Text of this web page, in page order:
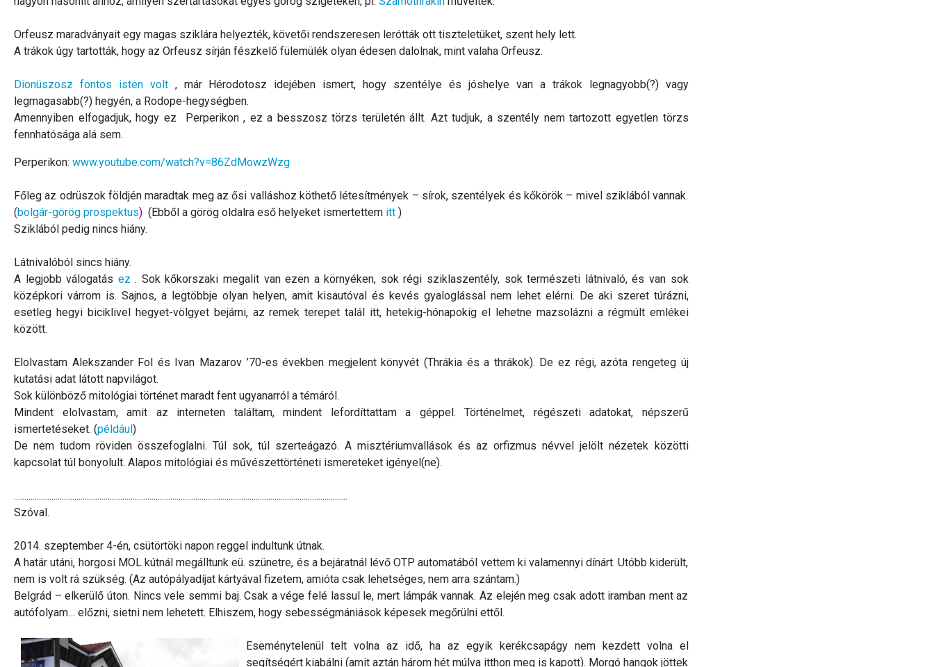
Orfeusz maradványait egy magas sziklára helyezték, követői rendszeresen lerótták ott tiszteletüket, szent hely lett.
A trákok úgy tartották, hogy az Orfeusz sírján fészkelő fülemülék olyan édesen dalolnak, mint valaha Orfeusz.
Dionüszosz fontos isten volt, már Hérodotosz idejében ismert, hogy szentélye és jóshelye van a trákok legnagyobb(?) vagy
legmagasabb(?) hegyén, a Rodope-hegységben.
Amennyiben elfogadjuk, hogy ez Perperikon , ez a besszosz törzs területén állt. Azt tudjuk, a szentély nem tartozott egyetlen törzs
fennhatósága alá sem.
Perperikon: www.youtube.com/watch?v=86ZdMowzWzg
Főleg az odrüszok földjén maradtak meg az ősi valláshoz köthető létesítmények – sírok, szentélyek és kőkörök – mivel sziklából vannak.
(bolgár-görög prospektus) (Ebből a görög oldalra eső helyeket ismertettem itt )
Sziklából pedig nincs hiány.
Látnivalóból sincs hiány.
A legjobb válogatás ez . Sok kőkorszaki megalit van ezen a környéken, sok régi sziklaszentély, sok természeti látnivaló, és van sok
középkori várrom is. Sajnos, a legtöbbje olyan helyen, amit kisautóval és kevés gyaloglással nem lehet elérni. De aki szeret túrázni,
esetleg hegyi biciklivel hegyet-völgyet bejárni, az remek terepet talál itt, hetekig-hónapokig el lehetne mazsolázni a régmúlt emlékei
között.
Elolvastam Alekszander Fol és Ivan Mazarov ’70-es években megjelent könyvét (Thrákia és a thrákok). De ez régi, azóta rengeteg új
kutatási adat látott napvilágot.
Sok különböző mitológiai történet maradt fent ugyanarról a témáról.
Mindent elolvastam, amit az interneten találtam, mindent lefordíttattam a géppel. Történelmet, régészeti adatokat, népszerű
ismertetéseket. (például)
De nem tudom röviden összefoglalni. Túl sok, túl szerteágazó. A misztériumvallások és az orfizmus névvel jelölt nézetek közötti
kapcsolat túl bonyolult. Alapos mitológiai és művészettörténeti ismereteket igényel(ne).
................................................................................................................................................................
Szóval.
2014. szeptember 4-én, csütörtöki napon reggel indultunk útnak.
A határ utáni, horgosi MOL kútnál megálltunk eü. szünetre, és a bejáratnál lévő OTP automatából vettem ki valamennyi dínárt. Utóbb kiderült,
nem is volt rá szükség. (Az autópályadíjat kártyával fizetem, amióta csak lehetséges, nem arra szántam.)
Belgrád – elkerülő úton. Nincs vele semmi baj. Csak a vége felé lassul le, mert lámpák vannak. Az elején meg csak adott iramban ment az
autófolyam… előzni, sietni nem lehetett. Elhiszem, hogy sebességmániások képesek megőrülni ettől.
Eseménytelenül telt volna az idő, ha az egyik kerékcsapágy nem kezdett volna el
segítségért kiabálni (amit aztán három hét múlva itthon meg is kapott). Morgó hangok jöttek